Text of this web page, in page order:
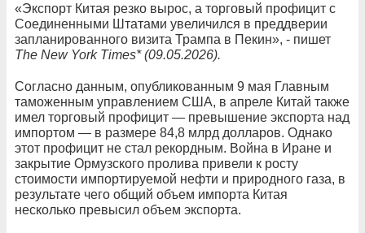
«Экспорт Китая резко вырос, а торговый профицит с
Соединенными Штатами увеличился в преддверии
запланированного визита Трампа в Пекин», - пишет
The New York Times* (09.05.2026).
Согласно данным, опубликованным 9 мая Главным
таможенным управлением США, в апреле Китай также
имел торговый профицит — превышение экспорта над
импортом — в размере 84,8 млрд долларов. Однако
этот профицит не стал рекордным. Война в Иране и
закрытие Ормузского пролива привели к росту
стоимости импортируемой нефти и природного газа, в
результате чего общий объем импорта Китая
несколько превысил объем экспорта.